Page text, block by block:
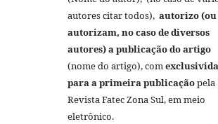
autores citar todos), autorizo (ou
autorizam, no caso de diversos
autores) a publicação do artigo
(nome do artigo), com
para a primeira publicaçãopela
Revista Fatec Zona Sul, em meio
eletrônico.